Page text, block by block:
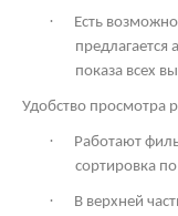
·
Есть
предлагается
показа всех
Удобство просмотра
·
Работают
сортировка
·
В верхней